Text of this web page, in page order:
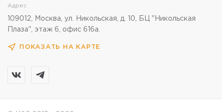
Адрес
109012, Москва, ул. Никольская, д. 10, БЦ "Никольская
Плаза", этаж 6, офис 616а.
ПОКАЗАТЬ НА КАРТЕ